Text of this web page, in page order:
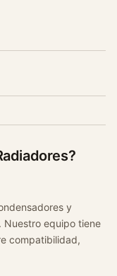
y
Nuestro equipo tiene
compatibilidad,